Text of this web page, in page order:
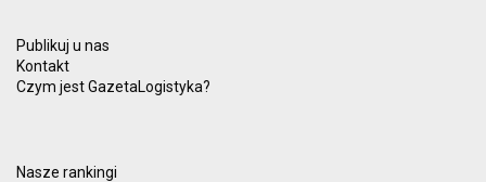
Publikuj u nas
Kontakt
Czym jest GazetaLogistyka?
Nasze rankingi